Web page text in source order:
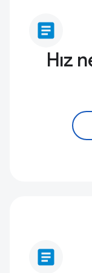
article
Hız
article